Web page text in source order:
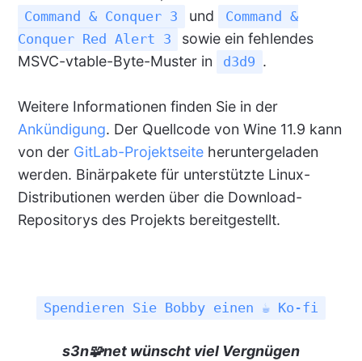
Command & Conquer 3 und
Command &
Conquer Red Alert 3
sowie ein fehlendes
MSVC-vtable-Byte-Muster in
d3d9 .
Weitere Informationen finden Sie in der
Ankündigung. Der Quellcode von Wine 11.9 kann
von der GitLab-Projektseiteheruntergeladen
werden. Binärpakete für unterstützte Linux-
Distributionen werden über die Download-
Repositorys des Projekts bereitgestellt.
Spendieren Sie Bobby einen ☕ Ko-fi
s3n🧩net wünscht viel Vergnügen